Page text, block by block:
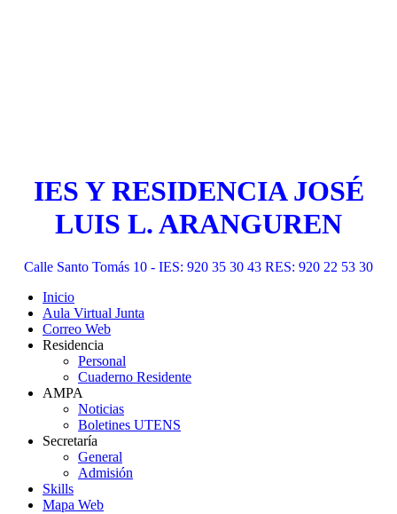
IES Y RESIDENCIA JOSÉ
LUIS L. ARANGUREN
Calle Santo Tomás 10 - IES: 920 35 30 43 RES: 920 22 53 30
Inicio
Aula Virtual Junta
Correo Web
Residencia
Personal
Cuaderno Residente
AMPA
Noticias
Boletines UTENS
Secretaría
General
Admisión
Skills
Mapa Web